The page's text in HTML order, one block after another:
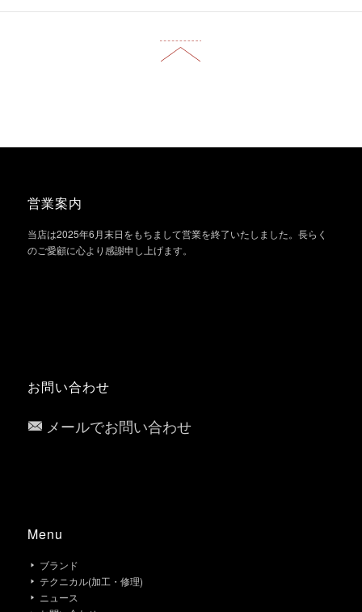
営業案内
当店は2025年6月末日をもちまして営業を終了いたしました。長らく
のご愛顧に心より感謝申し上げます。
お問い合わせ
メールでお問い合わせ
Menu
ブランド
テクニカル(加工・修理)
ニュース